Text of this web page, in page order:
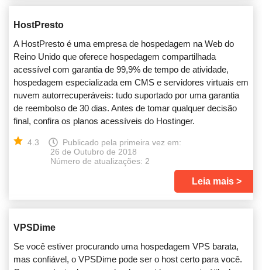
HostPresto
A HostPresto é uma empresa de hospedagem na Web do
Reino Unido que oferece hospedagem compartilhada
acessível com garantia de 99,9% de tempo de atividade,
hospedagem especializada em CMS e servidores virtuais em
nuvem autorrecuperáveis: tudo suportado por uma garantia
de reembolso de 30 dias. Antes de tomar qualquer decisão
final, confira os planos acessíveis do Hostinger.
4.3
Publicado pela primeira vez em:
26 de Outubro de 2018
Número de atualizações: 2
Leia mais
VPSDime
Se você estiver procurando uma hospedagem VPS barata,
mas confiável, o VPSDime pode ser o host certo para você.